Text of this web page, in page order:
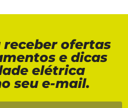
receber ofertas
e dicas
elétrica
seu e-mail.